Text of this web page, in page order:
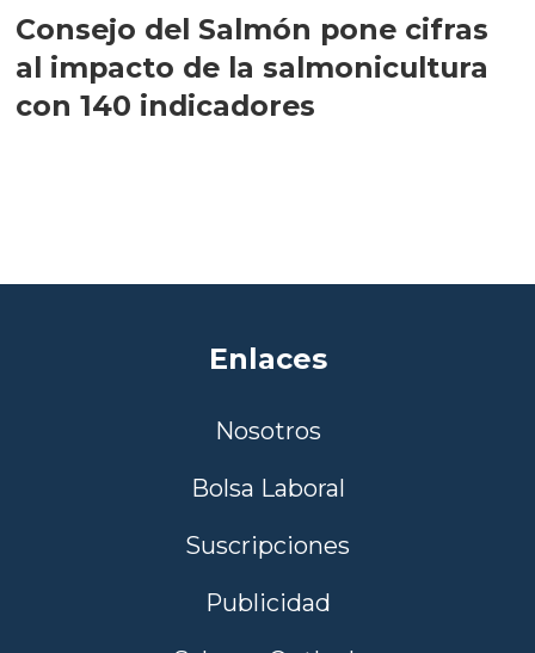
Consejo del Salmón pone cifras
al impacto de la salmonicultura
con 140 indicadores
Enlaces
Nosotros
Bolsa Laboral
Suscripciones
Publicidad